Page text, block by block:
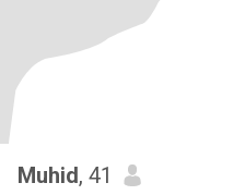
Muhid, 41